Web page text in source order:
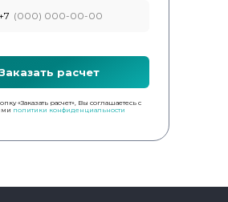
«Заказать расчет», Вы соглашаетесь с
политики конфиденциальности
расчет